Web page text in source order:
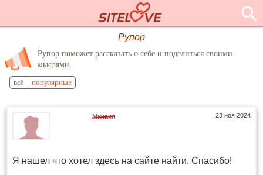
Рупор
Рупор поможет рассказать о себе и поделиться своими
мыслями.
всё популярные
23 ноя 2024
Михаил
Я нашел что хотел здесь на сайте найти. Спасибо!